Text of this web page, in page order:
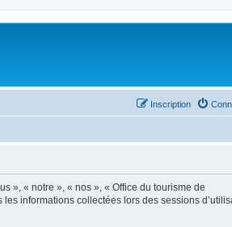
Inscription
», « notre », « nos », « Office du tourisme de
informations collectées lors des sessions